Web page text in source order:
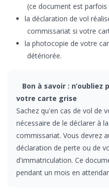
(ce document est
la déclaration de vol
commissariat si votre
la photocopie de votre
détériorée.
Bon à savoir : n’oubliez
votre carte grise
Sachez qu'en cas de vol de
nécessaire de le déclarer à
commissariat. Vous devrez
déclaration de perte ou de
d'immatriculation. Ce
pendant un mois en